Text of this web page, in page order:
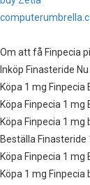
Om att få Finpecia
Inköp Finasteride
Köpa 1 mg Finpecia
Köpa Finpecia 1 mg
Köpa Finpecia 1 mg
Beställa
Köpa Finpecia 1 mg
Köpa 1 mg Finpecia